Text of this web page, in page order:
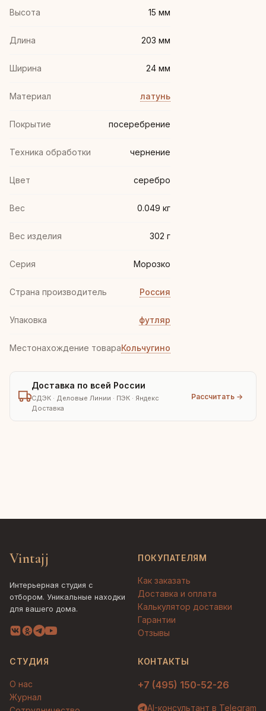
Высота 15 мм
Длина 203 мм
Ширина 24 мм
Материал латунь
Покрытие посеребрение
Техника обработки чернение
Цвет серебро
Вес 0.049 кг
Вес изделия 302 г
Серия Морозко
Страна производитель Россия
Упаковка футляр
Местонахождение товараКольчугино
Доставка по всей России
СДЭК · Деловые Линии · ПЭК · Яндекс
Доставка
Рассчитать →
Vintajj
Интерьерная студия с
отбором. Уникальные находки
для вашего дома.
ПОКУПАТЕЛЯМ
Как заказать
Доставка и оплата
Калькулятор доставки
Гарантии
Отзывы
СТУДИЯ
О нас
Журнал
КОНТАКТЫ
+7 (495) 150-52-26
AI-консультант в Telegram